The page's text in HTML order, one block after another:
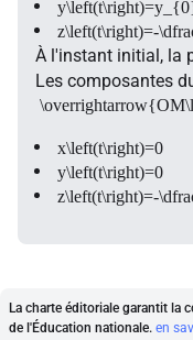
z\left(t\right)=-
À l'instant initial, la
Les composantes
x\left(t\right)=0
y\left(t\right)=0
z\left(t\right)=-
La charte éditoriale garantit la
de l'Éducation nationale. en